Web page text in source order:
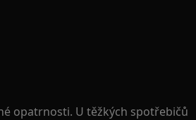
opatrnosti. U těžkých spotřebičů